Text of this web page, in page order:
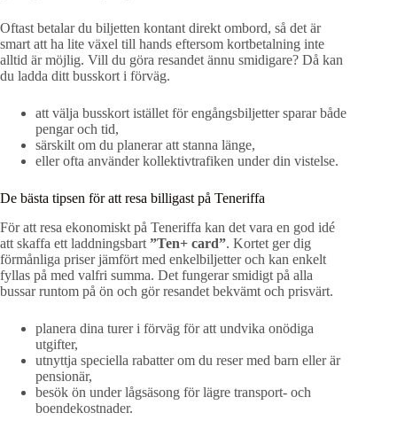
Oftast betalar du biljetten kontant direkt ombord, så det är
smart att ha lite växel till hands eftersom kortbetalning inte
alltid är möjlig. Vill du göra resandet ännu smidigare? Då kan
du ladda ditt busskort i förväg.
att välja busskort istället för engångsbiljetter sparar både
pengar och tid,
särskilt om du planerar att stanna länge,
eller ofta använder kollektivtrafiken under din vistelse.
De bästa tipsen för att resa billigast på Teneriffa
För att resa ekonomiskt på Teneriffa kan det vara en god idé
att skaffa ett laddningsbart ”Ten+ card”. Kortet ger dig
förmånliga priser jämfört med enkelbiljetter och kan enkelt
fyllas på med valfri summa. Det fungerar smidigt på alla
bussar runtom på ön och gör resandet bekvämt och prisvärt.
planera dina turer i förväg för att undvika onödiga
utgifter,
utnyttja speciella rabatter om du reser med barn eller är
pensionär,
besök ön under lågsäsong för lägre transport- och
boendekostnader.